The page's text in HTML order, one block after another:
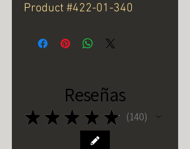
Product #422-01-340
Reseñas
★ ★ ★ ★ ★ 140
140